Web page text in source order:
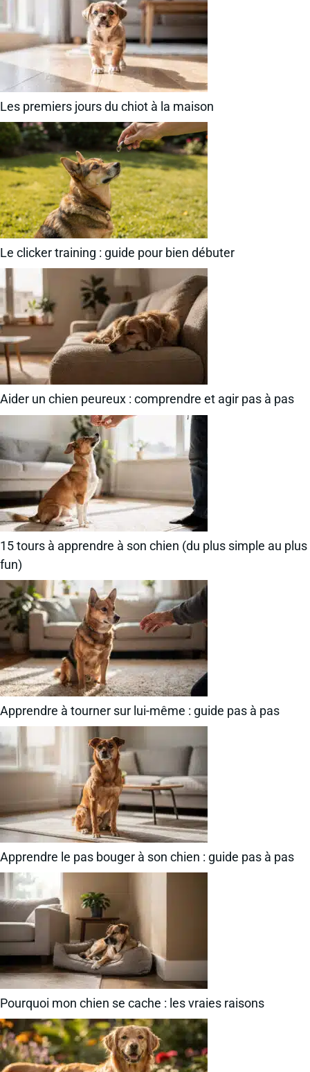
Les premiers jours du chiot à la maison
Le clicker training : guide pour bien débuter
Aider un chien peureux : comprendre et agir pas à pas
15 tours à apprendre à son chien (du plus simple au plus
fun)
Apprendre à tourner sur lui-même : guide pas à pas
Apprendre le pas bouger à son chien : guide pas à pas
Pourquoi mon chien se cache : les vraies raisons